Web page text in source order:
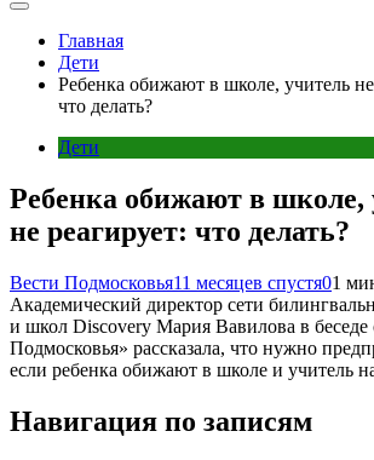
Главная
Дети
Ребенка обижают в школе, учитель не
что делать?
Дети
Ребенка обижают в школе,
не реагирует: что делать?
Вести Подмосковья11 месяцев спустя01
Академический директор сети
и школ Discovery Мария Вавилова в беседе
Подмосковья» рассказала, что нужно
если ребенка обижают в школе и учитель
Навигация по записям